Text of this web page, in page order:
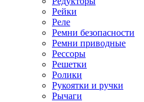
Рейки
Реле
Ремни безопасности
Ремни приводные
Рессоры
Решетки
Ролики
Рукоятки и ручки
Рычаги